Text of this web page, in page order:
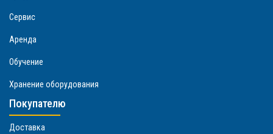
Сервис
Аренда
Обучение
Хранение оборудования
Покупателю
Доставка